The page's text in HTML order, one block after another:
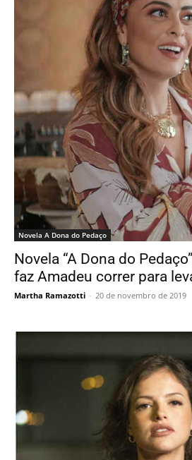
Novela A Dona do Pedaço
Novela “A Dona do
faz Amadeu correr para
Martha Ramazotti - 20 de novembro de 2019